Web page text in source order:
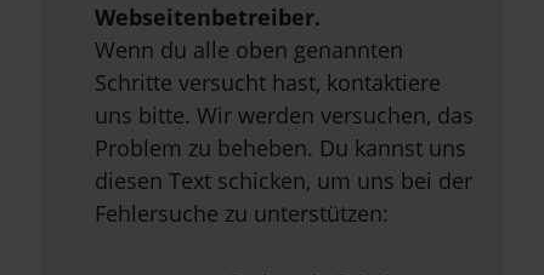
Webseitenbetreiber.
Wenn du alle oben genannten
Schritte versucht hast, kontaktiere
uns bitte. Wir werden versuchen, das
Problem zu beheben. Du kannst uns
diesen Text schicken, um uns bei der
Fehlersuche zu unterstützen: